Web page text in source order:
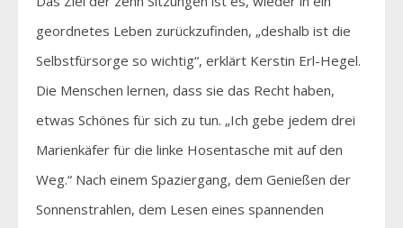
geordnetes Leben zurückzufinden, „deshalb ist die
Selbstfürsorge so wichtig“, erklärt Kerstin Erl-Hegel.
Die Menschen lernen, dass sie das Recht haben,
etwas Schönes für sich zu tun. „Ich gebe jedem drei
Marienkäfer für die linke Hosentasche mit auf den
Weg.“ Nach einem Spaziergang, dem Genießen der
Sonnenstrahlen, dem Lesen eines spannenden